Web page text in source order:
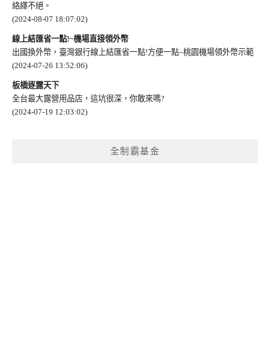
絡繹不絕。
(2024-08-07 18:07:02)
線上結匯省一點!~機場直接領外幣
出國換外幣，臺灣銀行線上結匯省一點!方便一點~桃園機場領外幣示範
(2024-07-26 13:52:06)
板橋逐露天下
全台最大露營用品店，這坑很深，你敢來嗎?
(2024-07-19 12:03:02)
全制霸基金